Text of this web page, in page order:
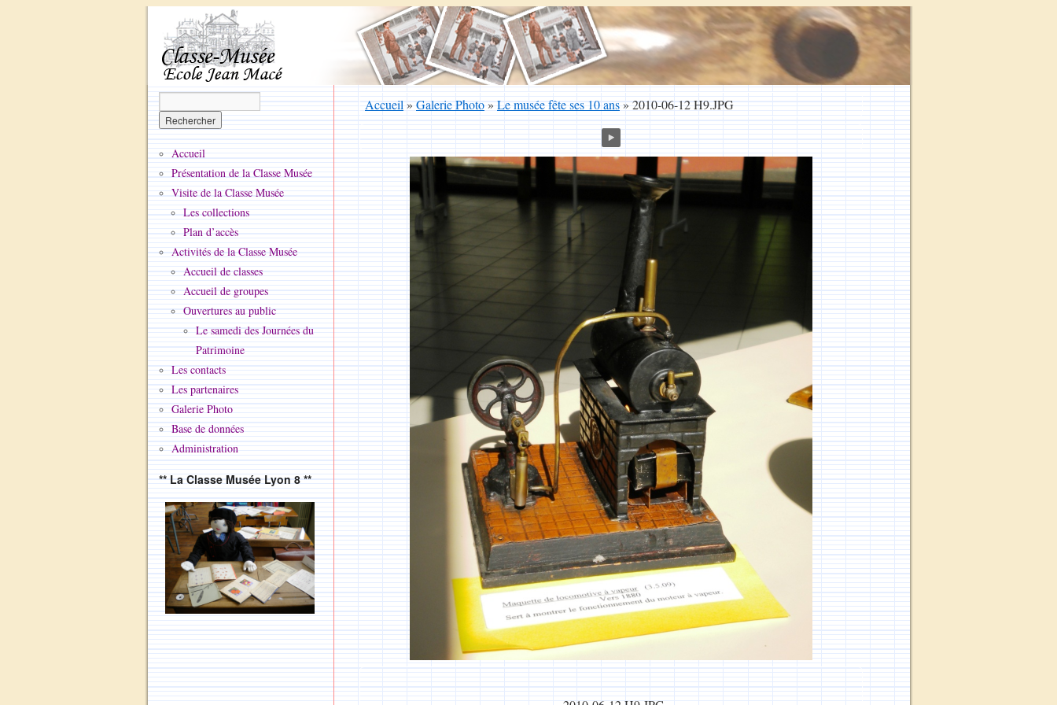
Accueil»Galerie Photo»Le musée fête ses 10 ans»2010-06-12 H9.JPG
Accueil
Présentation de la Classe Musée
Visite de la Classe Musée
Les collections
Plan d’accès
Activités de la Classe Musée
Accueil de classes
Accueil de groupes
Ouvertures au public
Le samedi des Journées du
Patrimoine
Les contacts
Les partenaires
Galerie Photo
Base de données
Administration
** La Classe Musée Lyon 8 **